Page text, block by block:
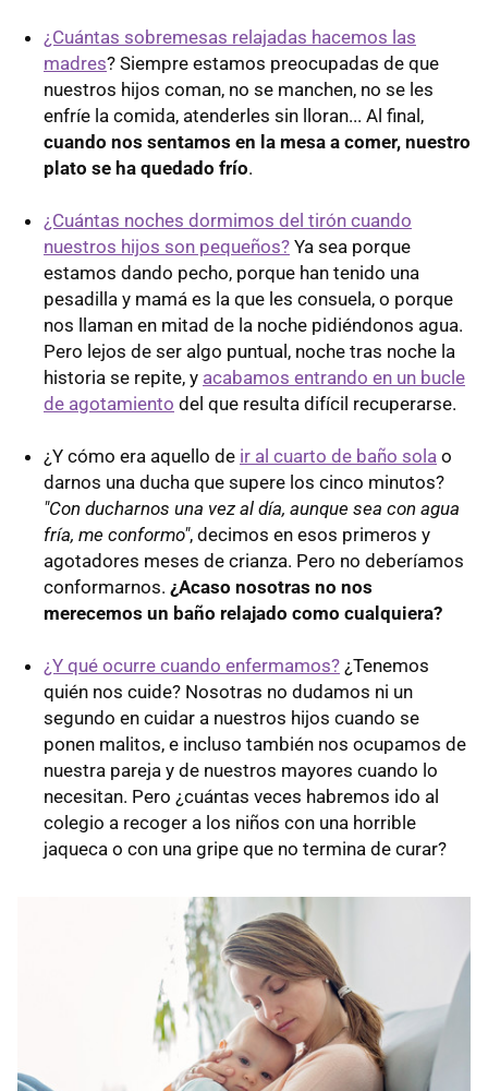
¿Cuántas sobremesas relajadas hacemos las
madres? Siempre estamos preocupadas de que
nuestros hijos coman, no se manchen, no se les
enfríe la comida, atenderles sin lloran... Al final,
cuando nos sentamos en la mesa a comer, nuestro
plato se ha quedado frío.
¿Cuántas noches dormimos del tirón cuando
nuestros hijos son pequeños? Ya sea porque
estamos dando pecho, porque han tenido una
pesadilla y mamá es la que les consuela, o porque
nos llaman en mitad de la noche pidiéndonos agua.
Pero lejos de ser algo puntual, noche tras noche la
historia se repite, y acabamos entrando en un bucle
de agotamiento del que resulta difícil recuperarse.
¿Y cómo era aquello de ir al cuarto de baño sola o
darnos una ducha que supere los cinco minutos?
"Con ducharnos una vez al día, aunque sea con agua
fría, me conformo", decimos en esos primeros y
agotadores meses de crianza. Pero no deberíamos
conformarnos. ¿Acaso nosotras no nos
merecemos un baño relajado como cualquiera?
¿Y qué ocurre cuando enfermamos? ¿Tenemos
quién nos cuide? Nosotras no dudamos ni un
segundo en cuidar a nuestros hijos cuando se
ponen malitos, e incluso también nos ocupamos de
nuestra pareja y de nuestros mayores cuando lo
necesitan. Pero ¿cuántas veces habremos ido al
colegio a recoger a los niños con una horrible
jaqueca o con una gripe que no termina de curar?